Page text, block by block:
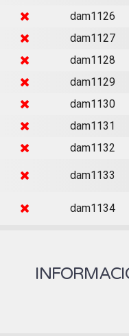
dam1126
dam1127
dam1128
dam1129
dam1130
dam1131
dam1132
dam1133
dam1134